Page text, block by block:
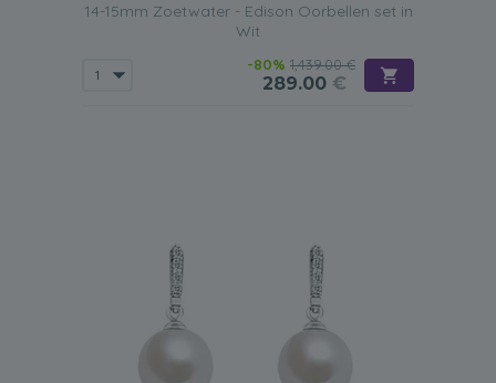
14-15mm Zoetwater - Edison Oorbellen set in
Wit
-80% 1,439.00 €
289.00 €